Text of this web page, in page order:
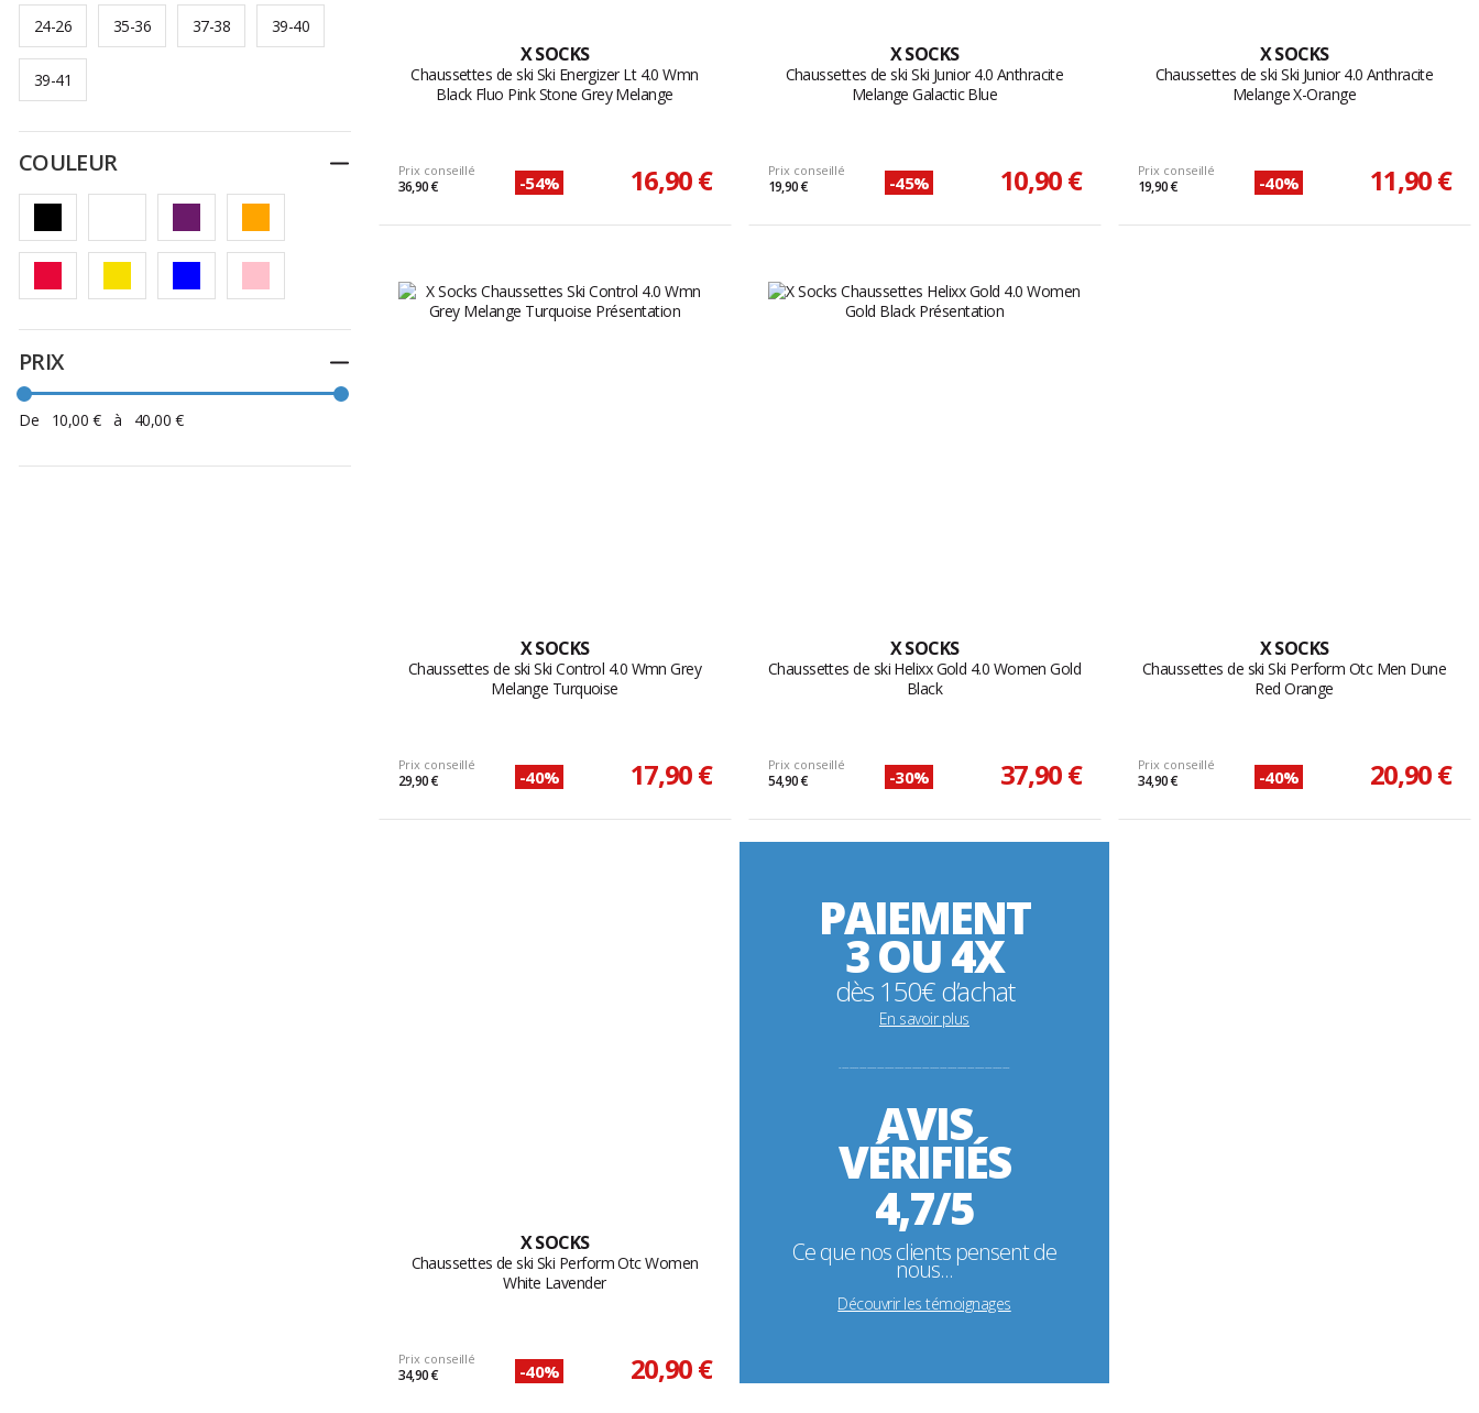
24-26 35-36 37-38 39-40
39-41
COULEUR Replier
PRIX Replier
De 10,00 € à 40,00 €
X SOCKS
Chaussettes de ski Ski Energizer Lt 4.0 Wmn
Black Fluo Pink Stone Grey Melange
Prix conseillé
36,90 € -54% 16,90 €
X SOCKS
Chaussettes de ski Ski Junior 4.0 Anthracite
Melange Galactic Blue
Prix conseillé
19,90 € -45% 10,90 €
X SOCKS
Chaussettes de ski Ski Junior 4.0 Anthracite
Melange X-Orange
Prix conseillé
19,90 € -40% 11,90 €
X SOCKS
Chaussettes de ski Ski Control 4.0 Wmn Grey
Melange Turquoise
Prix conseillé
29,90 € -40% 17,90 €
X SOCKS
Chaussettes de ski Helixx Gold 4.0 Women Gold
Black
Prix conseillé
54,90 € -30% 37,90 €
X SOCKS
Chaussettes de ski Ski Perform Otc Men Dune
Red Orange
Prix conseillé
34,90 € -40% 20,90 €
X SOCKS
Chaussettes de ski Ski Perform Otc Women
White Lavender
Prix conseillé
34,90 € -40% 20,90 €
PAIEMENT
3 OU 4X
dès 150€ d’achat
En savoir plus
--------------------------------------------------------------------
AVIS
VÉRIFIÉS
4,7/5
Ce que nos clients pensent de
nous...
Découvrir les témoignages